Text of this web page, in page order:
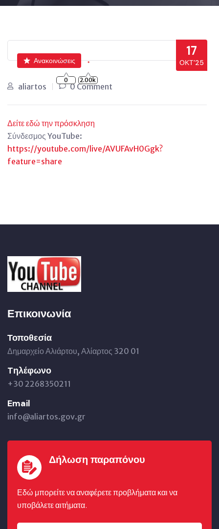
17
ΟΚΤ’25
Ανακοινώσεις
aliartos 0 Comment
Δείτε εδώ την πρόσκληση
Σύνδεσμος YouTube:
https://youtube.com/live/AVUFAvH0Ggk?
feature=share
Επικοινωνία
Τοποθεσία
Δημαρχείο Αλιάρτου, Αλίαρτος 320 01
Tηλέφωνο
+30 2268350211
Email
info@aliartos.gov.gr
Δήλωση παραπόνου
Εδώ μπορείτε να αναφέρετε προβλήματα και να
υποβάλετε αιτήματα.
0 2.00k